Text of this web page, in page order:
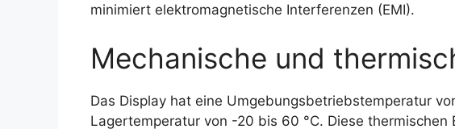
minimiert elektromagnetische Interferenzen (EMI).
Mechanische und
Das Display hat eine Umgebungsbetriebstemperatur
Lagertemperatur von -20 bis 60 °C. Diese thermischen